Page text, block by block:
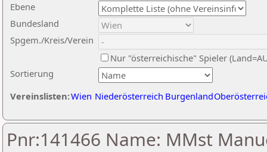
Ebene
Sortierung
Bundesland
Spgem./Kreis/Verein
Nur "österreichische" Spieler
Vereinslisten:Wien Niederösterreich Burgenland
Pnr:141466 Name: MMst